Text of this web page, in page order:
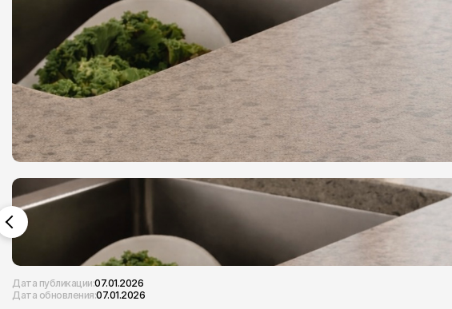
Дата публикации:07.01.2026
Дата обновления:07.01.2026